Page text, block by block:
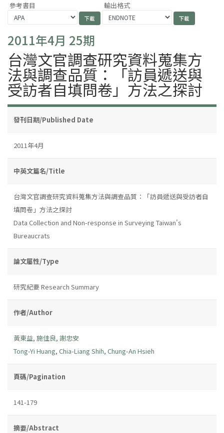
參考書目 輸出格式
2011年4月 25期
台灣文官調查研究資料蒐集方
法與調查品質：「訪員遞送與
受訪者自填問卷」方法之探討
發刊日期/Published Date
2011年4月
中英文篇名/Title
台灣文官調查研究資料蒐集方法與調查品質：「訪員遞送與受訪者自
填問卷」方法之探討
Data Collection and Non-response in Surveying Taiwan's
Bureaucrats
論文屬性/Type
研究紀要 Research Summary
作者/Author
黃東益, 施佳良, 謝忠安
Tong-Yi Huang, Chia-Liang Shih, Chung-An Hsieh
頁碼/Pagination
141-179
摘要/Abstract